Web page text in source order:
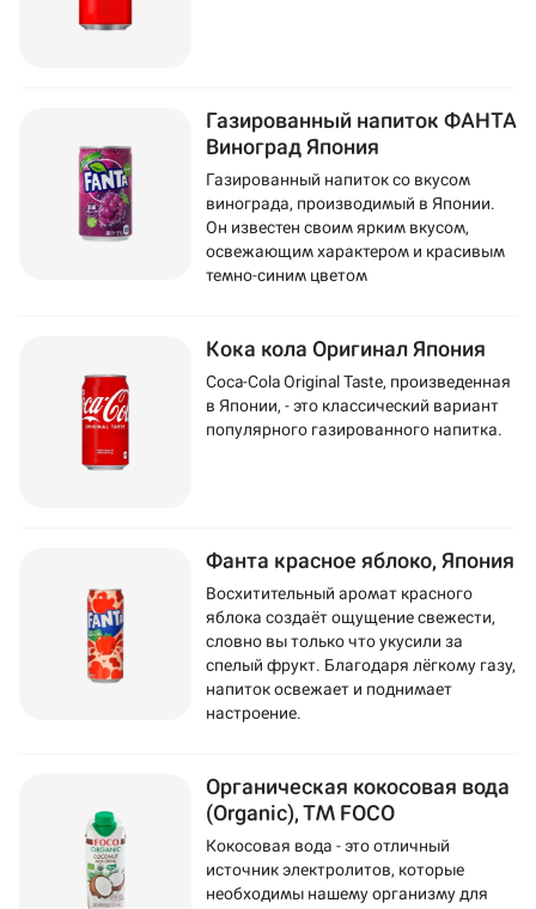
Газированный напиток ФАНТА
Виноград Япония
Газированный напиток со вкусом
винограда, производимый в Японии.
Он известен своим ярким вкусом,
освежающим характером и красивым
темно-синим цветом
Кока кола Оригинал Япония
Coca-Cola Original Taste, произведенная
в Японии, - это классический вариант
популярного газированного напитка.
Фанта красное яблоко, Япония
Восхитительный аромат красного
яблока создаёт ощущение свежести,
словно вы только что укусили за
спелый фрукт. Благодаря лёгкому газу,
напиток освежает и поднимает
настроение.
Органическая кокосовая вода
(Organic), ТМ FOCO
Кокосовая вода - это отличный
источник электролитов, которые
необходимы нашему организму для